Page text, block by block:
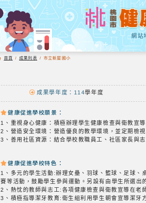
網站
首頁 / 成果列表 / 市立新屋國小
成果學年度：114學年度
健康促進學校願景：
1、重視身心健康：積極辦理學生健康檢查與衛教宣
2、營造安全環境：營造優良的教學環境，並定期檢
3、善用社區資源：結合學校教職員工、社區家長與
健康促進學校特色：
1、多元的學生活動:辦理女壘、羽球、籃球、足球、
賽等活動，鼓勵學生參與運動。另設有由學生所選出
2、熱忱的教師與志工:各項健康檢查與衛教宣導在老
3、積極指導潔牙教育:衛生組利用學生朝會宣導潔牙